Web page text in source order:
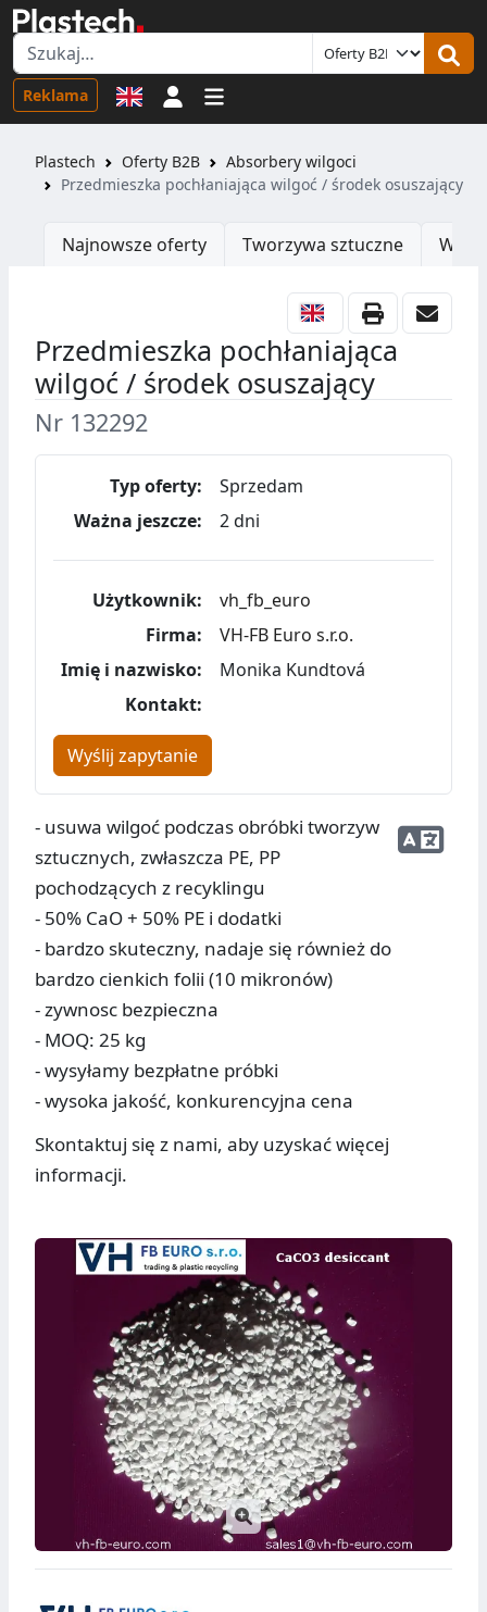
Reklama Logowanie
Plastech Oferty B2B
Absorbery wilgoci
Przedmieszka pochłaniająca wilgoć / środek osuszający
Najnowsze oferty Tworzywa sztuczne
Przedmieszka pochłaniająca
wilgoć / środek osuszający
Nr 132292
Typ oferty:
Sprzedam
Ważna jeszcze:
2 dni
Użytkownik:
vh_fb_euro
Firma:
VH-FB Euro s.r.o.
Imię i nazwisko:
Monika Kundtová
Kontakt:
Wyślij zapytanie
- usuwa wilgoć podczas obróbki tworzyw
sztucznych, zwłaszcza PE, PP
pochodzących z recyklingu
- 50% CaO + 50% PE i dodatki
- bardzo skuteczny, nadaje się również do
bardzo cienkich folii (10 mikronów)
- zywnosc bezpieczna
- MOQ: 25 kg
- wysyłamy bezpłatne próbki
- wysoka jakość, konkurencyjna cena
Skontaktuj się z nami, aby uzyskać więcej
informacji.